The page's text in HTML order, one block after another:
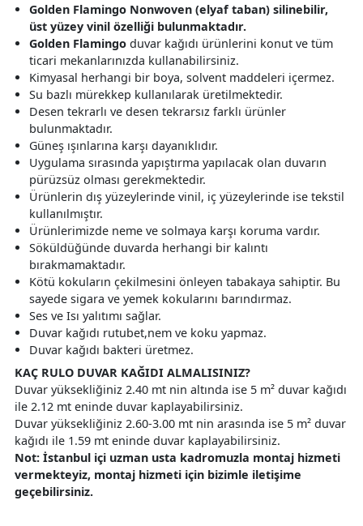
Golden Flamingo Nonwoven (elyaf taban) silinebilir,
üst yüzey vinil özelliği bulunmaktadır.
Golden Flamingo duvar kağıdı ürünlerini konut ve tüm
ticari mekanlarınızda kullanabilirsiniz.
Kimyasal herhangi bir boya, solvent maddeleri içermez.
Su bazlı mürekkep kullanılarak üretilmektedir.
Desen tekrarlı ve desen tekrarsız farklı ürünler
bulunmaktadır.
Güneş ışınlarına karşı dayanıklıdır.
Uygulama sırasında yapıştırma yapılacak olan duvarın
pürüzsüz olması gerekmektedir.
Ürünlerin dış yüzeylerinde vinil, iç yüzeylerinde ise tekstil
kullanılmıştır.
Ürünlerimizde neme ve solmaya karşı koruma vardır.
Söküldüğünde duvarda herhangi bir kalıntı
bırakmamaktadır.
Kötü kokuların çekilmesini önleyen tabakaya sahiptir. Bu
sayede sigara ve yemek kokularını barındırmaz.
Ses ve Isı yalıtımı sağlar.
Duvar kağıdı rutubet,nem ve koku yapmaz.
Duvar kağıdı bakteri üretmez.
KAÇ RULO DUVAR KAĞIDI ALMALISINIZ?
Duvar yüksekliğiniz 2.40 mt nin altında ise 5 m² duvar kağıdı
ile 2.12 mt eninde duvar kaplayabilirsiniz.
Duvar yüksekliğiniz 2.60-3.00 mt nin arasında ise 5 m² duvar
kağıdı ile 1.59 mt eninde duvar kaplayabilirsiniz.
Not: İstanbul içi uzman usta kadromuzla montaj hizmeti
vermekteyiz, montaj hizmeti için bizimle iletişime
geçebilirsiniz.